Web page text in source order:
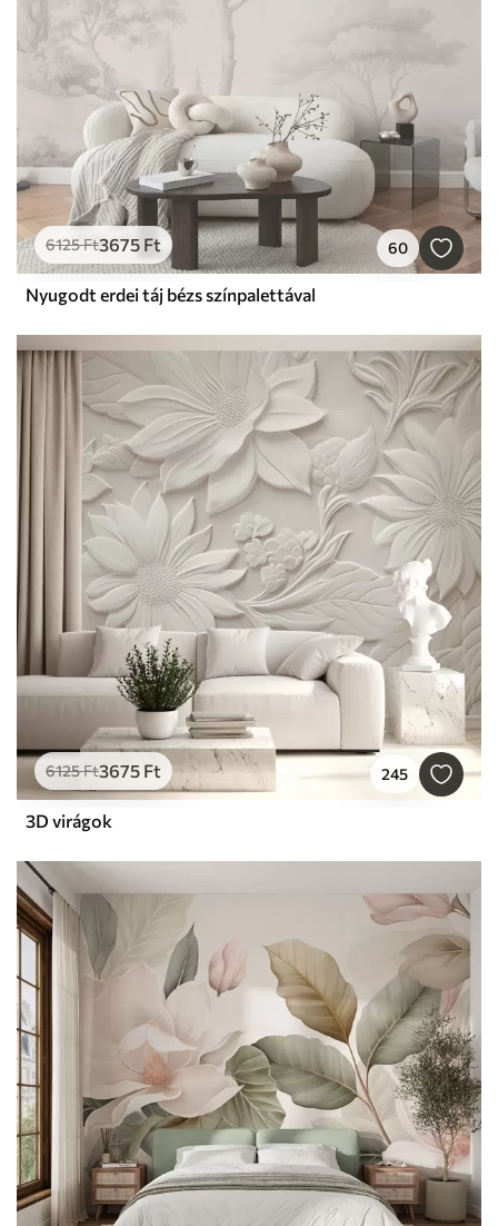
6125Ft3675 Ft 60
Nyugodt erdei táj bézs színpalettával
6125Ft3675 Ft 245
3D virágok